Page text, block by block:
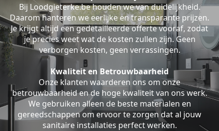
Bij Loodgieterke.be houden we van duidelijkheid.
Daarom hanteren we eerlijke en transparante prijzen.
Je krijgt altijd een gedetailleerde offerte vooraf, zodat
je precies weet wat de kosten zullen zijn. Geen
verborgen kosten, geen verrassingen.
Kwaliteit en Betrouwbaarheid
Onze klanten waarderen ons om onze
betrouwbaarheid en de hoge kwaliteit van ons werk.
We gebruiken alleen de beste materialen en
gereedschappen om ervoor te zorgen dat al jouw
sanitaire installaties perfect werken.